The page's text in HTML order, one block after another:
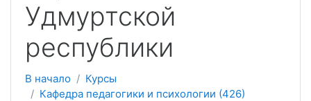
Удмуртской
республики
В начало
Курсы
Кафедра педагогики и психологии (426)